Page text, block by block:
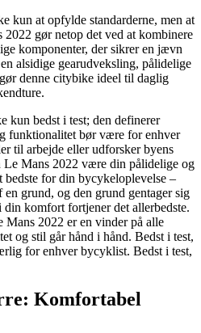
kun at opfylde standarderne, men at
gør netop det ved at kombinere
komponenter, der sikrer en jævn
alsidige gearudveksling, pålidelige
denne citybike ideel til daglig
kun bedst i test; den definerer
funktionalitet bør være for enhver
til arbejde eller udforsker byens
Mans 2022 være din pålidelige og
bedste for din bycykeloplevelse –
grund, og den grund gentager sig
komfort fortjener det allerbedste.
2022 er en vinder på alle
og stil går hånd i hånd. Bedst i test,
for enhver bycyklist. Bedst i test,
Komfortabel